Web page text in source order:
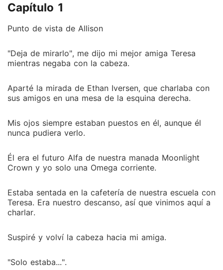
reclamar la posición ni mostró interés en ella. Ryan
embargo, al regresar a la manada, algo llamó
Capítulo 1
Punto de vista de Allison
"Deja de mirarlo", me dijo mi mejor amiga Teresa
mientras negaba con la cabeza.
Aparté la mirada de Ethan Iversen, que charlaba con
sus amigos en una mesa de la esquina derecha.
Mis ojos siempre estaban puestos en él, aunque él
nunca pudiera verlo.
Él era el futuro Alfa de nuestra manada Moonlight
Crown y yo solo una Omega corriente.
Estaba sentada en la cafetería de nuestra escuela con
Teresa. Era nuestro descanso, así que vinimos aquí a
charlar.
Suspiré y volví la cabeza hacia mi amiga.
"Solo estaba...".